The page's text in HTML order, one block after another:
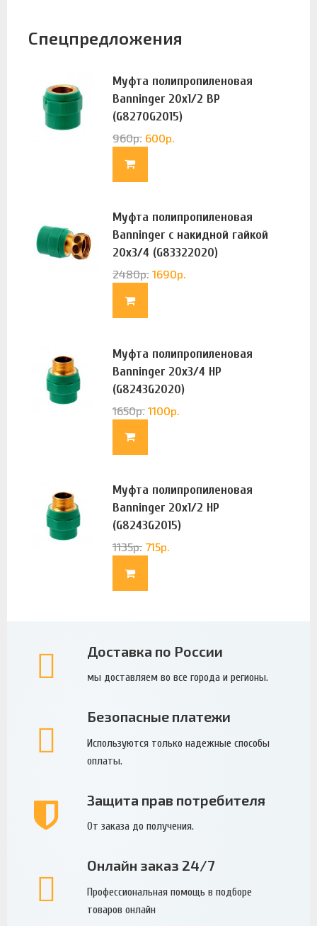
Спецпредложения
Муфта полипропиленовая
Banninger 20х1/2 ВР
(G8270G2015)
960р. 600р.
Муфта полипропиленовая
Banninger с накидной гайкой
20х3/4 (G83322020)
2480р. 1690р.
Муфта полипропиленовая
Banninger 20х3/4 НР
(G8243G2020)
1650р. 1100р.
Муфта полипропиленовая
Banninger 20х1/2 НР
(G8243G2015)
1135р. 715р.
Доставка по России
мы доставляем во все города и регионы.
Безопасные платежи
Используются только надежные способы
оплаты.
Защита прав потребителя
От заказа до получения.
Онлайн заказ 24/7
Профессиональная помощь в подборе
товаров онлайн